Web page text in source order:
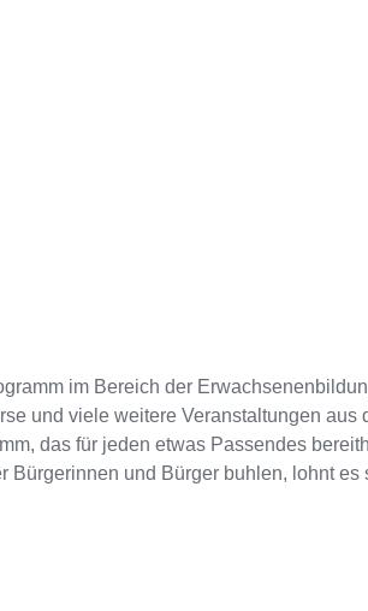
im Bereich der
und viele weitere Veranstaltungen aus
das für jeden etwas Passendes
und Bürger buhlen, lohnt es